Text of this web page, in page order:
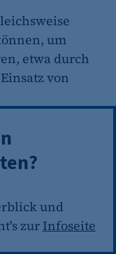
um
etwa durch
von
und
zur Infoseite